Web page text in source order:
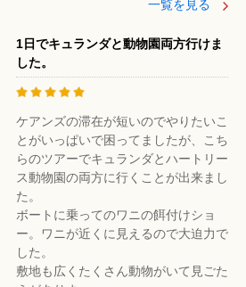
一覧を見る
1日でキュランダと動物園両方行けま
した。
ケアンズの滞在が短いのでやりたいこ
とがいっぱいで困ってましたが、こち
らのツアーでキュランダとハートリー
ス動物園の両方に行くことが出来まし
た。
ボートに乗ってのワニの餌付けショ
ー。ワニが近くに見えるので大迫力で
した。
敷地も広くたくさん動物がいて見ごた